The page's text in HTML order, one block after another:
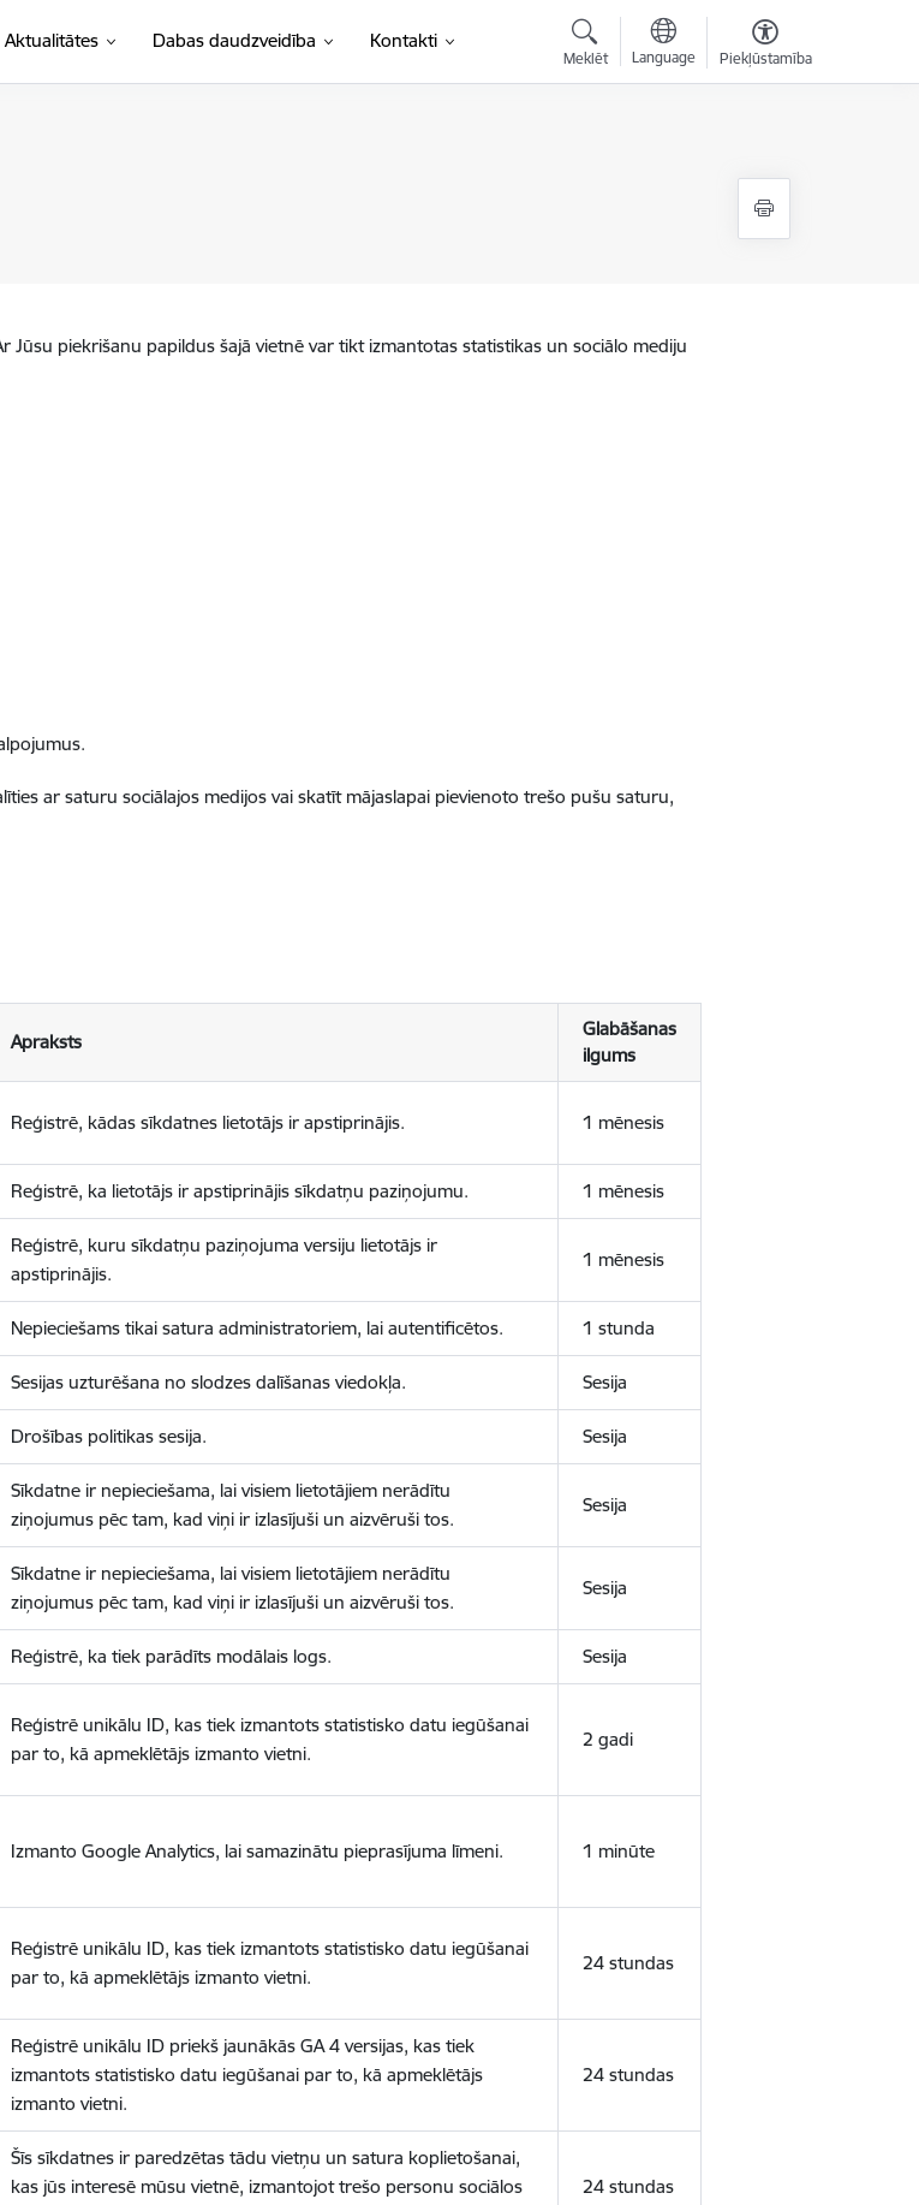
Aktualitātes Dabas daudzveidība Kontakti
Meklēt Language Piekļūstamība
piekrišanu papildus šajā vietnē var tikt izmantotas statistikas un sociālo mediju
ar saturu sociālajos medijos vai skatīt mājaslapai pievienoto trešo pušu saturu,
Apraksts
Glabāšanas
ilgums
Reģistrē, kādas sīkdatnes lietotājs ir apstiprinājis. 1 mēnesis
Reģistrē, ka lietotājs ir apstiprinājis sīkdatņu paziņojumu. 1 mēnesis
Reģistrē, kuru sīkdatņu paziņojuma versiju lietotājs ir
apstiprinājis.
1 mēnesis
Nepieciešams tikai satura administratoriem, lai autentificētos. 1 stunda
Sesijas uzturēšana no slodzes dalīšanas viedokļa. Sesija
Drošības politikas sesija. Sesija
Sīkdatne ir nepieciešama, lai visiem lietotājiem nerādītu
ziņojumus pēc tam, kad viņi ir izlasījuši un aizvēruši tos.
Sesija
Sīkdatne ir nepieciešama, lai visiem lietotājiem nerādītu
ziņojumus pēc tam, kad viņi ir izlasījuši un aizvēruši tos.
Sesija
Reģistrē, ka tiek parādīts modālais logs. Sesija
Reģistrē unikālu ID, kas tiek izmantots statistisko datu iegūšanai
par to, kā apmeklētājs izmanto vietni.
2 gadi
Izmanto Google Analytics, lai samazinātu pieprasījuma līmeni. 1 minūte
Reģistrē unikālu ID, kas tiek izmantots statistisko datu iegūšanai
par to, kā apmeklētājs izmanto vietni.
24 stundas
Reģistrē unikālu ID priekš jaunākās GA 4 versijas, kas tiek
izmantots statistisko datu iegūšanai par to, kā apmeklētājs
izmanto vietni.
24 stundas
Šīs sīkdatnes ir paredzētas tādu vietņu un satura koplietošanai,
kas jūs interesē mūsu vietnē, izmantojot trešo personu sociālos
24 stundas